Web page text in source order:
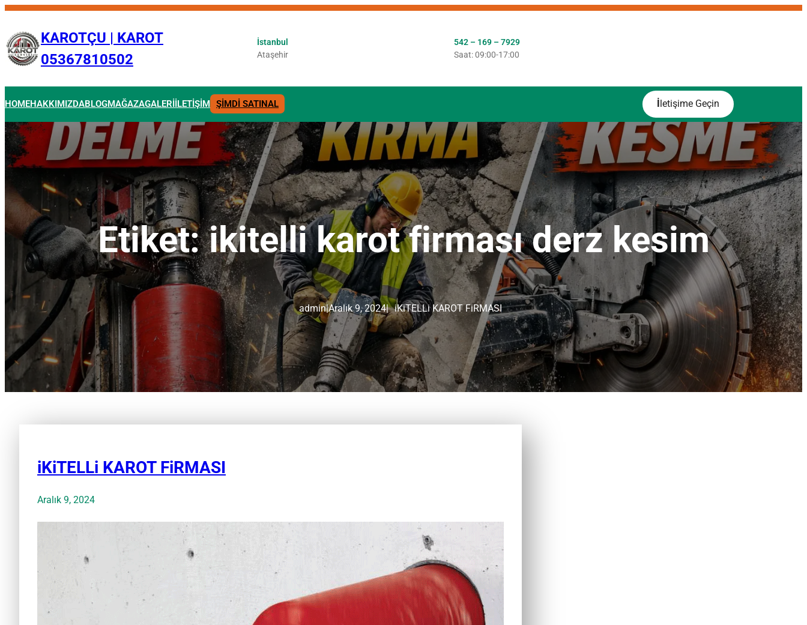
İçeriğe
KAROTÇU | KAROT
05367810502
İstanbul
Ataşehir
542 – 169 – 7929
Saat: 09:00-17:00
HOMEHAKKIMIZDABLOGMAĞAZAGALERİ İLETİŞİM ŞİMDİ SATINAL letişime Geçin
Etiket:ikitelli karot firması derz kesim
admin|Aralık 9, 2024| iKiTELLi KAROT FiRMASI
iKiTELLi KAROT FiRMASI
Aralık 9, 2024